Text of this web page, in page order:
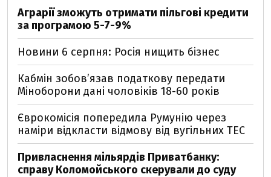
Аграрії зможуть отримати пільгові кредити
за програмою 5-7-9%
Новини 6 серпня: Росія нищить бізнес
Кабмін зобовʼязав податкову передати
Міноборони дані чоловіків 18-60 років
Єврокомісія попередила Румунію через
наміри відкласти відмову від вугільних ТЕС
Привласнення мільярдів Приватбанку:
справу Коломойського скерували до суду